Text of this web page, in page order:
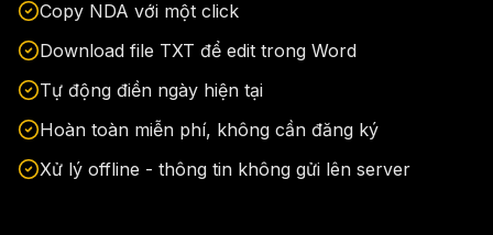
Copy NDA với một click
Download file TXT để edit trong Word
Tự động điền ngày hiện tại
Hoàn toàn miễn phí, không cần đăng ký
Xử lý offline - thông tin không gửi lên server